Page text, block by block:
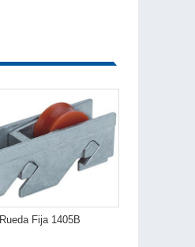
Rueda Fija 1405B